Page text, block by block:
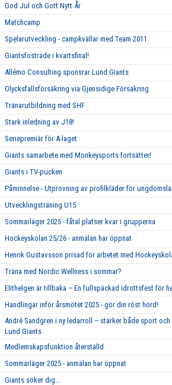
God Jul och Gott Nytt År
Matchcamp
Spelarutveckling - campkvällar med Team 2011
Giantsfostrade i kvartsfinal!
Allémo Consulting sponsrar Lund Giants
Olycksfallsförsäkring via Gjensidige Försäkring
Tränarutbildning med SHF
Stark inledning av J18!
Seriepremiär för A-laget
Giants samarbete med Monkeysports fortsätter!
Giants i TV-pucken
Påminnelse - Utprovning av profilkläder för
Utvecklingsträning U15
Sommarläger 2025 - fåtal platser kvar i grupperna
Hockeyskolan 25/26 - anmälan har öppnat
Henrik Gustavsson prisad för arbetet med
Träna med Nordic Wellness i sommar?
Elithelgen är tillbaka – En fullspäckad idrottsfest för
Handlingar inför årsmötet 2025 - gör din röst hörd!
André Sandgren i ny ledarroll – stärker både sport och
Lund Giants
Medlemskapsfunktion återställd
Sommarläger 2025 - anmälan har öppnat
Giants söker dig...